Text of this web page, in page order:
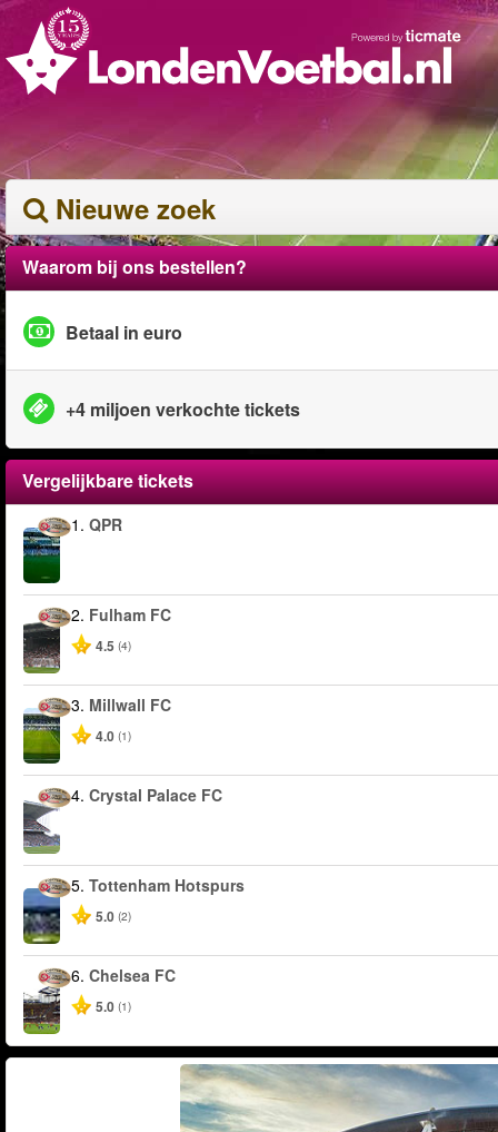
Nieuwe zoek
Waarom bij ons bestellen?
Betaal in euro
+4 miljoen verkochte tickets
Vergelijkbare tickets
1. QPR
2. Fulham FC
4.5 (4)
3. Millwall FC
4.0 (1)
4. Crystal Palace FC
5. Tottenham Hotspurs
5.0 (2)
6. Chelsea FC
5.0 (1)